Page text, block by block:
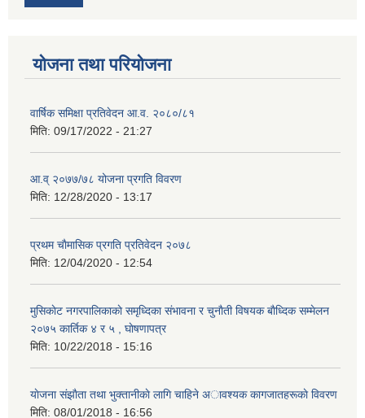
योजना तथा परियोजना
वार्षिक समिक्षा प्रतिवेदन आ.व. २०८०/८१
मिति: 09/17/2022 - 21:27
आ.व् २०७७/७८ योजना प्रगति विवरण
मिति: 12/28/2020 - 13:17
प्रथम चाैमासिक प्रगति प्रतिवेदन २०७८
मिति: 12/04/2020 - 12:54
मुसिकाेट नगरपालिकाकाे समृध्दिका संभावना र चुनाैती विषयक बाैध्दिक सम्मेलन
२०७५ कार्तिक ४ र ५ , घाेषणापत्र
मिति: 10/22/2018 - 15:16
याेजना संझाैता तथा भुक्तानीकाे लागि चाहिने अावश्यक कागजातहरूकाे विवरण
मिति: 08/01/2018 - 16:56